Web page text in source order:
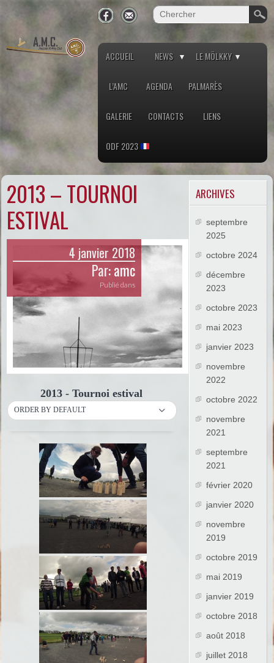
ACCUEIL NEWS LE MÖLKKY
L’AMC AGENDA PALMARÈS
GALERIE CONTACTS LIENS
ODF 2023
2013 – TOURNOI
ESTIVAL
4 janvier 2018
Par:amc
Publié dans
2013 - Tournoi estival
ORDER BY DEFAULT
ARCHIVES
septembre
2025
octobre 2024
décembre
2023
octobre 2023
mai 2023
janvier 2023
novembre
2022
octobre 2022
novembre
2021
septembre
2021
février 2020
janvier 2020
novembre
2019
octobre 2019
mai 2019
janvier 2019
octobre 2018
août 2018
juillet 2018